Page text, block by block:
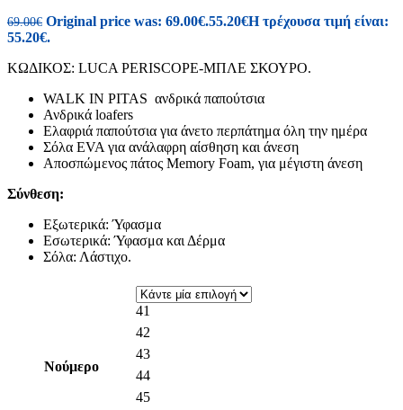
69.00€ Original price was: 69.00€.55.20€Η τρέχουσα τιμή είναι:
55.20€.
ΚΩΔΙΚΟΣ: LUCA PERISCOPE-ΜΠΛΕ ΣΚΟΥΡΟ.
WALK IN PITAS ανδρικά παπούτσια
Ανδρικά loafers
Ελαφριά παπούτσια για άνετο περπάτημα όλη την ημέρα
Σόλα EVA για ανάλαφρη αίσθηση και άνεση
Αποσπώμενος πάτος Memory Foam, για μέγιστη άνεση
Σύνθεση:
Εξωτερικά: Ύφασμα
Εσωτερικά: Ύφασμα και Δέρμα
Σόλα: Λάστιχο.
Νούμερο
41
42
43
44
45